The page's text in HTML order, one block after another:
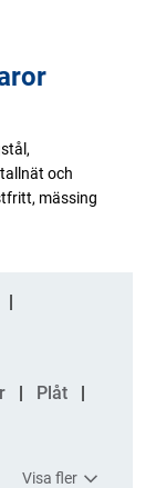
och
mässing
Plåt
Visa fler